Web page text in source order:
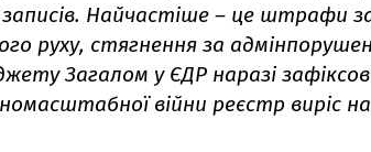
записів. Найчастіше – це штрафи
руху, стягнення за
Загалом у ЄДР наразі
війни реєстр виріс